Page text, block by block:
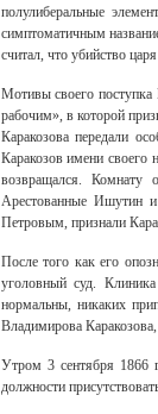
полулиберальные
симптоматичным
считал, что убийство
Мотивы своего
рабочим», в которой
Каракозова передали
Каракозов имени своего
возвращался. Комнату
Арестованные Ишутин
Петровым, признали
После того как его
уголовный суд. Клиника
нормальны, никаких
Владимирова
Утром 3 сентября 1866
должности